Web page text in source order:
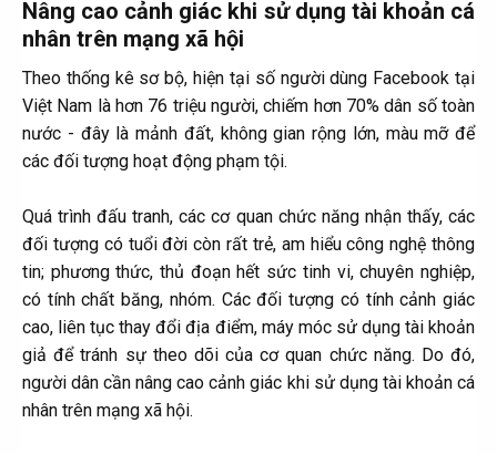
Nâng cao cảnh giác khi sử dụng tài khoản cá
nhân trên mạng xã hội​
Theo thống kê sơ bộ, hiện tại số người dùng Facebook tại
Việt Nam là hơn 76 triệu người, chiếm hơn 70% dân số toàn
nước - đây là mảnh đất, không gian rộng lớn, màu mỡ để
các đối tượng hoạt động phạm tội.
Quá trình đấu tranh, các cơ quan chức năng nhận thấy, các
đối tượng có tuổi đời còn rất trẻ, am hiểu công nghệ thông
tin; phương thức, thủ đoạn hết sức tinh vi, chuyên nghiệp,
có tính chất băng, nhóm. Các đối tượng có tính cảnh giác
cao, liên tục thay đổi địa điểm, máy móc sử dụng tài khoản
giả để tránh sự theo dõi của cơ quan chức năng. Do đó,
người dân cần nâng cao cảnh giác khi sử dụng tài khoản cá
nhân trên mạng xã hội.